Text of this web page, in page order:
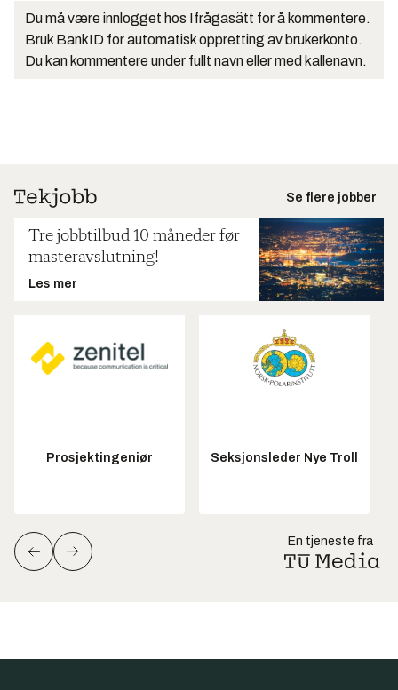
Du må være innlogget hos Ifrågasätt for å kommentere.
Bruk BankID for automatisk oppretting av brukerkonto.
Du kan kommentere under fullt navn eller med kallenavn.
Se flere jobber
Tre jobbtilbud 10 måneder før
masteravslutning!
Les mer
Prosjektingeniør Seksjonsleder Nye Troll
En tjeneste fra